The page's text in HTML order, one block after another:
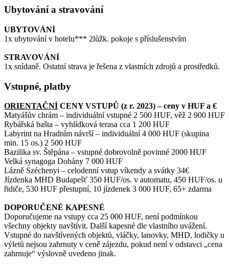
Ubytování a stravování
UBYTOVÁNÍ
1x ubytování v hotelu*** 2lůžk. pokoje s příslušenstvím
STRAVOVÁNÍ
1x snídaně. Ostatní strava je řešena z vlastních zdrojů a prostředků.
Vstupné, platby
ORIENTAČNÍ CENY VSTUPŮ (z r. 2023) – ceny v HUF a €
Matyášův chrám – individuální vstupné 2 500 HUF, věž 2 900 HUF
Rybářská bašta – vyhlídková terasa cca 1 200 HUF
Labyrint na Hradním návrší – individuální 4 000 HUF (skupina
min. 15 os.) 2 500 HUF
Bazilika sv. Štěpána – vstupné dobrovolně povinné 2000 HUF
Velká synagoga Dohány 7 000 HUF
Lázně Széchenyi – celodenní vstup víkendy a svátky 34€
Jízdenka MHD Budapešť 350 HUF/os. v automatu, 450 HUF/os. u
řidiče, 530 HUF přestupní, 10 jízdenek 3 000 HUF, 65+ zdarma
DOPORUČENÉ KAPESNÉ
Doporučujeme na vstupy cca 25 000 HUF, není podmínkou
všechny objekty navštívit. Další kapesné dle vlastního uvážení.
Vstupné do navštívených objektů, vláčky, lanovky, MHD, lodičky u
výletů nejsou zahrnuty v ceně zájezdu, pokud není v odstavci „cena
zahrnuje“ výslovně uvedeno jinak.